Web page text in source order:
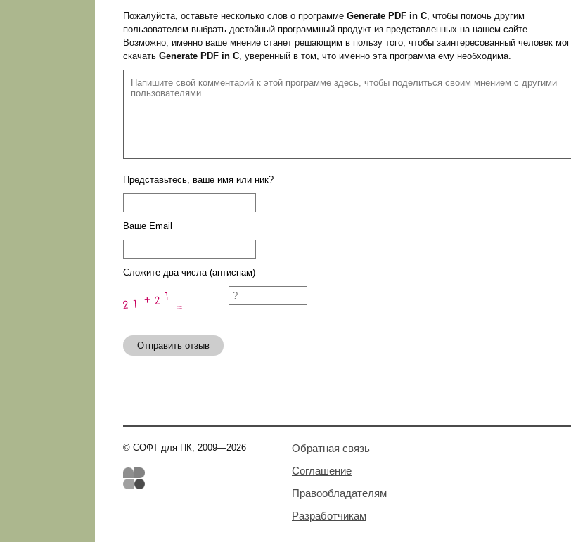
Пожалуйста, оставьте несколько слов о программе Generate PDF in C, чтобы помочь другим
пользователям выбрать достойный программный продукт из представленных на нашем сайте.
Возможно, именно ваше мнение станет решающим в пользу того, чтобы заинтересованный человек мог
скачать Generate PDF in C, уверенный в том, что именно эта программа ему необходима.
Представьтесь, ваше имя или ник?
Ваше Email
Сложите два числа (антиспам)
Отправить отзыв
© СОФТ для ПК, 2009—2026
Обратная связь
Соглашение
Правообладателям
Разработчикам